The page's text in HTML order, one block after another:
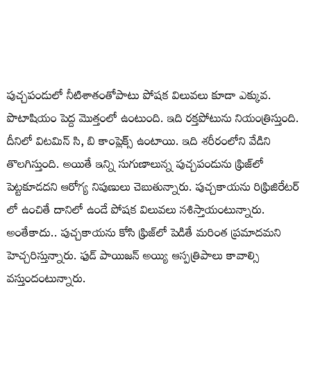
పుచ్చపండులో నీటిశాతంతోపాటు పోషక విలువలు కూడా ఎక్కువ.
పొటాషియం పెద్ద మొత్తంలో ఉంటుంది. ఇది రక్తపోటును నియంత్రిస్తుంది.
దీనిలో విటమిన్ సి, బి కాంప్లెక్స్ ఉంటాయి. ఇది శరీరంలోని వేడిని
తొలగిస్తుంది. అయితే ఇన్ని సుగుణాలున్న పుచ్చపండును ఫ్రిజ్‌లో
పెట్టకూడదని ఆరోగ్య నిపుణులు చెబుతున్నారు. పుచ్చకాయను రిఫ్రిజిరేటర్
లో ఉంచితే దానిలో ఉండే పోషక విలువలు నశిస్తాయంటున్నారు.
అంతేకాదు.. పుచ్చకాయను కోసి ఫ్రిజ్‌లో పెడితే మరింత ప్రమాదమని
హెచ్చరిస్తున్నారు. ఫుడ్‌ పాయిజన్ అయ్యి ఆస్పత్రిపాలు కావాల్సి
వస్తుందంటున్నారు.